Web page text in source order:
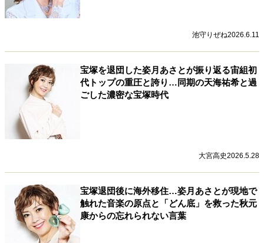
池守りぜね2026.6.11
宝塚を退団した姿月あさとが振り返る宙組初
代トップの重圧と誇り…同期の天海祐希と過
ごした濃密な宝塚時代
大宮高史2026.5.28
宝塚退団後に海外移住…姿月あさとが現地で
触れた音楽の原点と「どん底」を救った秋元
康からの忘れられない言葉